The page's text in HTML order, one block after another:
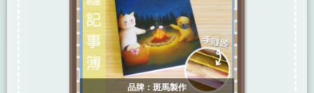
品牌：斑馬製作